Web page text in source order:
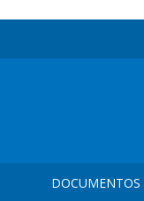
DOCUMENTOS